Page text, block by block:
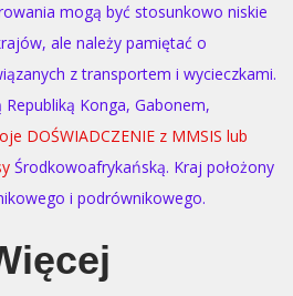
mogą być stosunkowo niskie
ale należy pamiętać o
z transportem i wycieczkami.
Konga, Gabonem,
DOŚWIADCZENIE z MMSIS lub
Środkowoafrykańską. Kraj położony
i podrównikowego.